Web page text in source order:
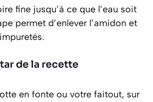
fine jusqu’à ce que l’eau soit
permet d’enlever l’amidon et
de la recette
en fonte ou votre faitout, sur